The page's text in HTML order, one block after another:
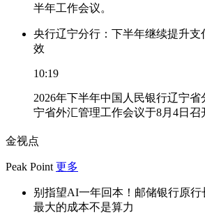
半年工作会议。
央行辽宁分行：下半年继续提升支
效
10:19
2026年下半年中国人民银行辽宁省
宁省外汇管理工作会议于8月4日召
金视点
Peak Point 更多
别指望AI一年回本！邮储银行原
最大的成本不是算力